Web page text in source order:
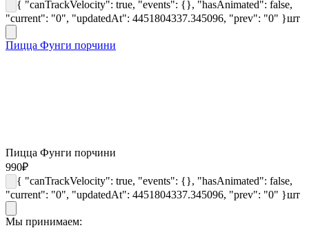
{ "canTrackVelocity": true, "events": {}, "hasAnimated": false,
"current": "0", "updatedAt": 4451804337.345096, "prev": "0" }шт
Пицца Фунги порчини
Пицца Фунги порчини
990₽
{ "canTrackVelocity": true, "events": {}, "hasAnimated": false,
"current": "0", "updatedAt": 4451804337.345096, "prev": "0" }шт
Мы принимаем: